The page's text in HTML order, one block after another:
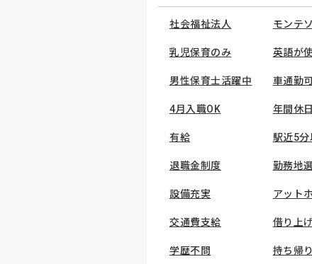
社会福祉法人 モンテ
乳児保育のみ 英語が
男性保育士活躍中
車通勤
4月入職OK 年間休
有給 駅近5分
退職金制度 勤務地
設備充実 アット
交通費支給 借り上
学歴不問 持ち帰